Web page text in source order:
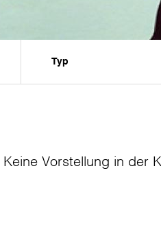
Typ
Keine Vorstellung in der